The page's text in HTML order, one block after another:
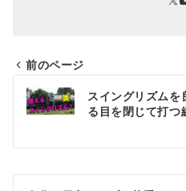
投
稿
ビ
前のページ
スイングリズムを
る目を閉じて打つ